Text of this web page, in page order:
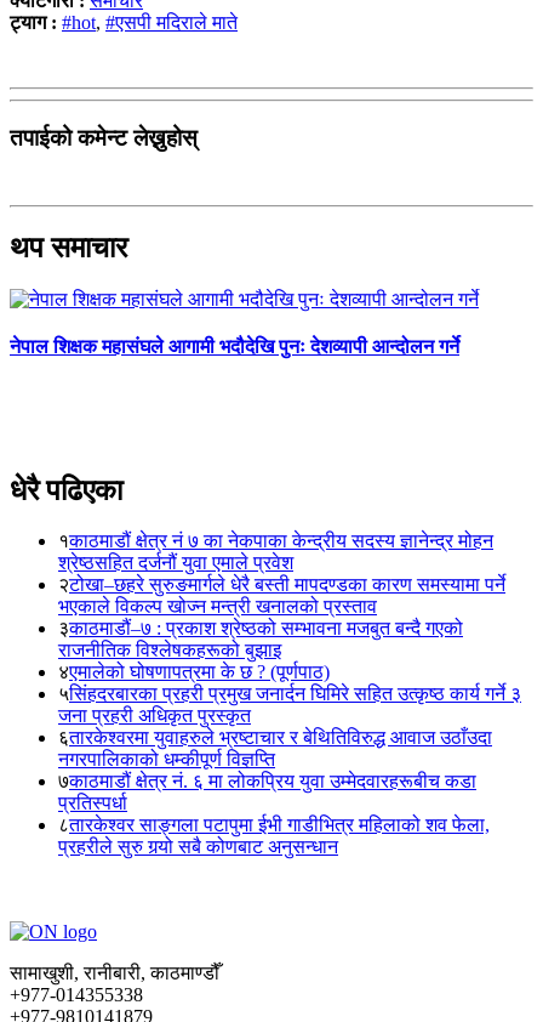
ट्याग : #hot, #एसपी मदिराले माते
तपाईको कमेन्ट लेख्नुहोस्
थप समाचार
शेरबहादुर देउवामाथि धरपकड गरे प्रतिरोधमा उत्रने चेतावनी
धेरै पढिएका
१काठमाडौं क्षेत्र नं ७ का नेकपाका केन्द्रीय सदस्य ज्ञानेन्द्र मोहन
श्रेष्ठसहित दर्जनौं युवा एमाले प्रवेश
२टोखा–छहरे सुरुङमार्गले धेरै बस्ती मापदण्डका कारण समस्यामा पर्ने
भएकाले विकल्प खोज्न मन्त्री खनालको प्रस्ताव
३काठमाडौं–७ : प्रकाश श्रेष्ठको सम्भावना मजबुत बन्दै गएको
राजनीतिक विश्लेषकहरूको बुझाइ
४एमालेको घोषणापत्रमा के छ ? (पूर्णपाठ)
५सिंहदरबारका प्रहरी प्रमुख जनार्दन घिमिरे सहित उत्कृष्ठ कार्य गर्ने ३
जना प्रहरी अधिकृत पुरस्कृत
६तारकेश्वरमा युवाहरुले भ्रष्टाचार र बेथितिविरुद्ध आवाज उठाँउदा
नगरपालिकाको धम्कीपूर्ण विज्ञप्ति
७काठमाडौं क्षेत्र नं. ६ मा लोकप्रिय युवा उम्मेदवारहरूबीच कडा
प्रतिस्पर्धा
८तारकेश्वर साङ्गला पटापुमा ईभी गाडीभित्र महिलाको शव फेला,
प्रहरीले सुरु गर्‍यो सबै कोणबाट अनुसन्धान
सामाखुशी, रानीबारी, काठमाण्डौँ
+977-014355338
+977-9810141879